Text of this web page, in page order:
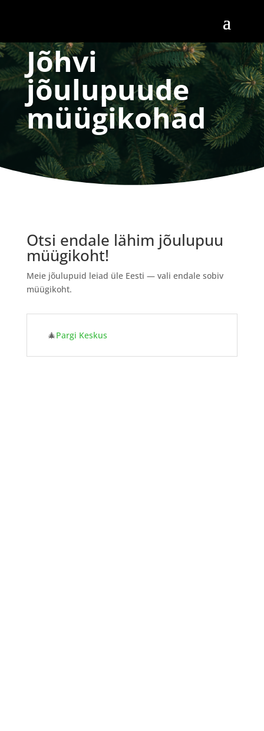
Jõhvi
jõulupuude
müügikohad
Otsi endale lähim jõulupuu
müügikoht!
Meie jõulupuid leiad üle Eesti — vali endale sobiv
müügikoht.
🎄Pargi Keskus